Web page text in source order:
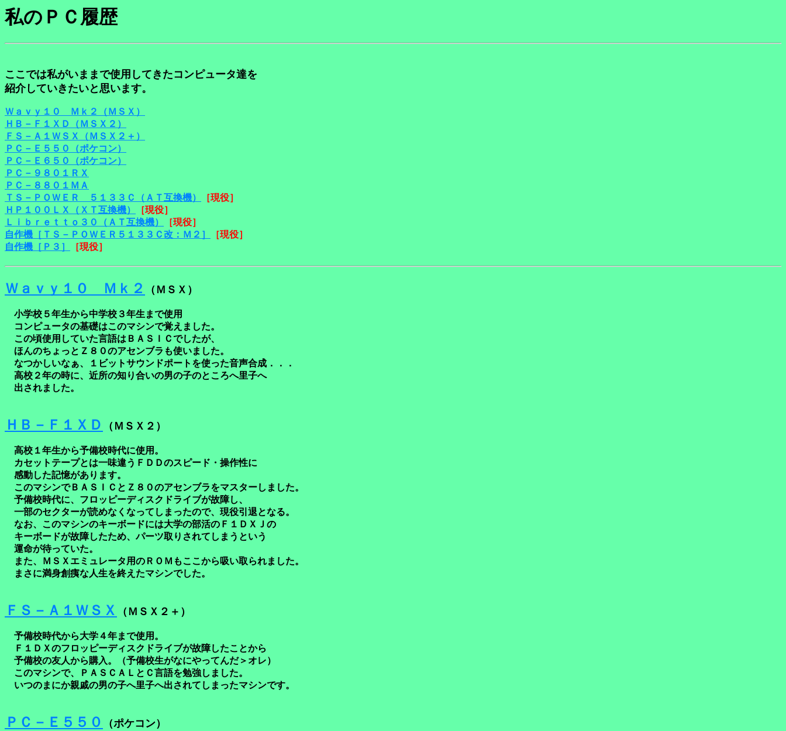
私のＰＣ履歴
ここでは私がいままで使用してきたコンピュータ達を
紹介していきたいと思います。
Ｗａｖｙ１０ Ｍｋ２（ＭＳＸ）
ＨＢ－Ｆ１ＸＤ（ＭＳＸ２）
ＦＳ－Ａ１ＷＳＸ（ＭＳＸ２＋）
ＰＣ－Ｅ５５０（ポケコン）
ＰＣ－Ｅ６５０（ポケコン）
ＰＣ－９８０１ＲＸ
ＰＣ－８８０１ＭＡ
ＴＳ－ＰＯＷＥＲ ５１３３Ｃ（ＡＴ互換機）
［現役］
ＨＰ１００ＬＸ（ＸＴ互換機）
［現役］
Ｌｉｂｒｅｔｔｏ３０（ＡＴ互換機）
［現役］
自作機［ＴＳ－ＰＯＷＥＲ５１３３Ｃ改：Ｍ２］
［現役］
自作機［Ｐ３］
［現役］
Ｗａｖｙ１０ Ｍｋ２ （ＭＳＸ）
小学校５年生から中学校３年生まで使用
コンピュータの基礎はこのマシンで覚えました。
この頃使用していた言語はＢＡＳＩＣでしたが、
ほんのちょっとＺ８０のアセンブラも使いました。
なつかしいなぁ、１ビットサウンドポートを使った音声合成．．．
高校２年の時に、近所の知り合いの男の子のところへ里子へ
出されました。
ＨＢ－Ｆ１ＸＤ （ＭＳＸ２）
高校１年生から予備校時代に使用。
カセットテープとは一味違うＦＤＤのスピード・操作性に
感動した記憶があります。
このマシンでＢＡＳＩＣとＺ８０のアセンブラをマスターしました。
予備校時代に、フロッピーディスクドライブが故障し、
一部のセクターが読めなくなってしまったので、現役引退となる。
なお、このマシンのキーボードには大学の部活のＦ１ＤＸＪの
キーボードが故障したため、パーツ取りされてしまうという
運命が待っていた。
また、ＭＳＸエミュレータ用のＲＯＭもここから吸い取られました。
まさに満身創痍な人生を終えたマシンでした。
ＦＳ－Ａ１ＷＳＸ （ＭＳＸ２＋）
予備校時代から大学４年まで使用。
Ｆ１ＤＸのフロッピーディスクドライブが故障したことから
予備校の友人から購入。（予備校生がなにやってんだ＞オレ）
このマシンで、ＰＡＳＣＡＬとＣ言語を勉強しました。
いつのまにか親戚の男の子へ里子へ出されてしまったマシンです。
ＰＣ－Ｅ５５０ （ポケコン）